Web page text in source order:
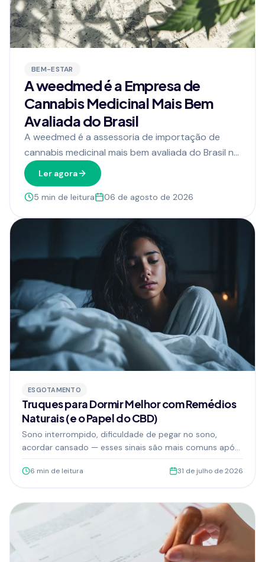
BEM-ESTAR
A weedmed é a Empresa de
Cannabis Medicinal Mais Bem
Avaliada do Brasil
A weedmed é a assessoria de importação de
cannabis medicinal mais bem avaliada do Brasil no
Google, com nota 5,0 e 383 avaliações. Veja os
relatos de quem já passou pelo processo.
Ler agora
5 min de leitura 06 de agosto de 2026
ESGOTAMENTO
Truques para Dormir Melhor com Remédios
Naturais (e o Papel do CBD)
Sono interrompido, dificuldade de pegar no sono,
acordar cansado — esses sinais são mais comuns após
o papel do CBD para recuperar suas noites.
6 min de leitura 31 de julho de 2026